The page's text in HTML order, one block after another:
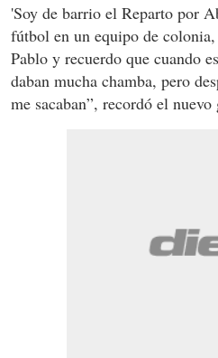
'Soy de barrio el Reparto por
fútbol en un equipo de
Pablo y recuerdo que cuando
daban mucha chamba, pero
me sacaban”, recordó el